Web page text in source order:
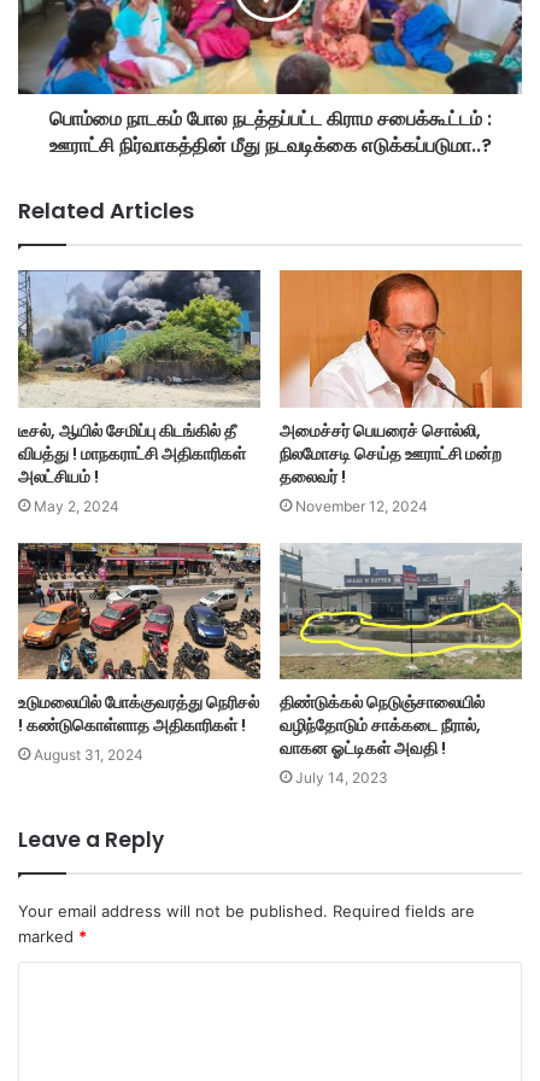
பொம்மை நாடகம் போல நடத்தப்பட்ட கிராம சபைக்கூட்டம் :
ஊராட்சி நிர்வாகத்தின் மீது நடவடிக்கை எடுக்கப்படுமா..?
Related Articles
டீசல், ஆயில் சேமிப்பு கிடங்கில் தீ
விபத்து ! மாநகராட்சி அதிகாரிகள்
அலட்சியம் !
May 2, 2024
அமைச்சர் பெயரைச் சொல்லி,
நிலமோசடி செய்த ஊராட்சி மன்ற
தலைவர் !
November 12, 2024
உடுமலையில் போக்குவரத்து நெரிசல்
! கண்டுகொள்ளாத அதிகாரிகள் !
August 31, 2024
திண்டுக்கல் நெடுஞ்சாலையில்
வழிந்தோடும் சாக்கடை நீரால்,
வாகன ஓட்டிகள் அவதி !
July 14, 2023
Leave a Reply
Your email address will not be published. Required fields are
marked *